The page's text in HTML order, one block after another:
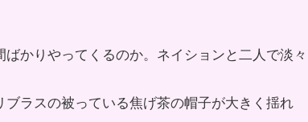
かりやってくるのか。ネイションと二人で淡々
ラスの被っている焦げ茶の帽子が大きく揺れ